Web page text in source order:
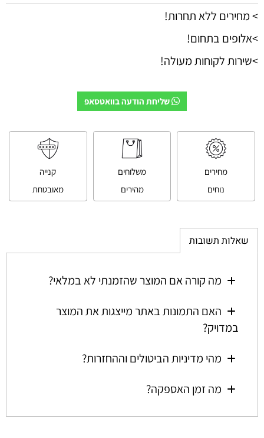
> מחירים ללא תחרות!
>אלופים בתחום!
>שירות לקוחות מעולה!
שליחת הודעה בוואטסאפ
מחירים
נוחים
משלוחים
מהירים
קנייה
מאובטחת
שאלות תשובות
מה קורה אם המוצר שהזמנתי לא במלאי?
האם התמונות באתר מייצגות את המוצר
במדויק?
מהי מדיניות הביטולים וההחזרות?
מה זמן האספקה?